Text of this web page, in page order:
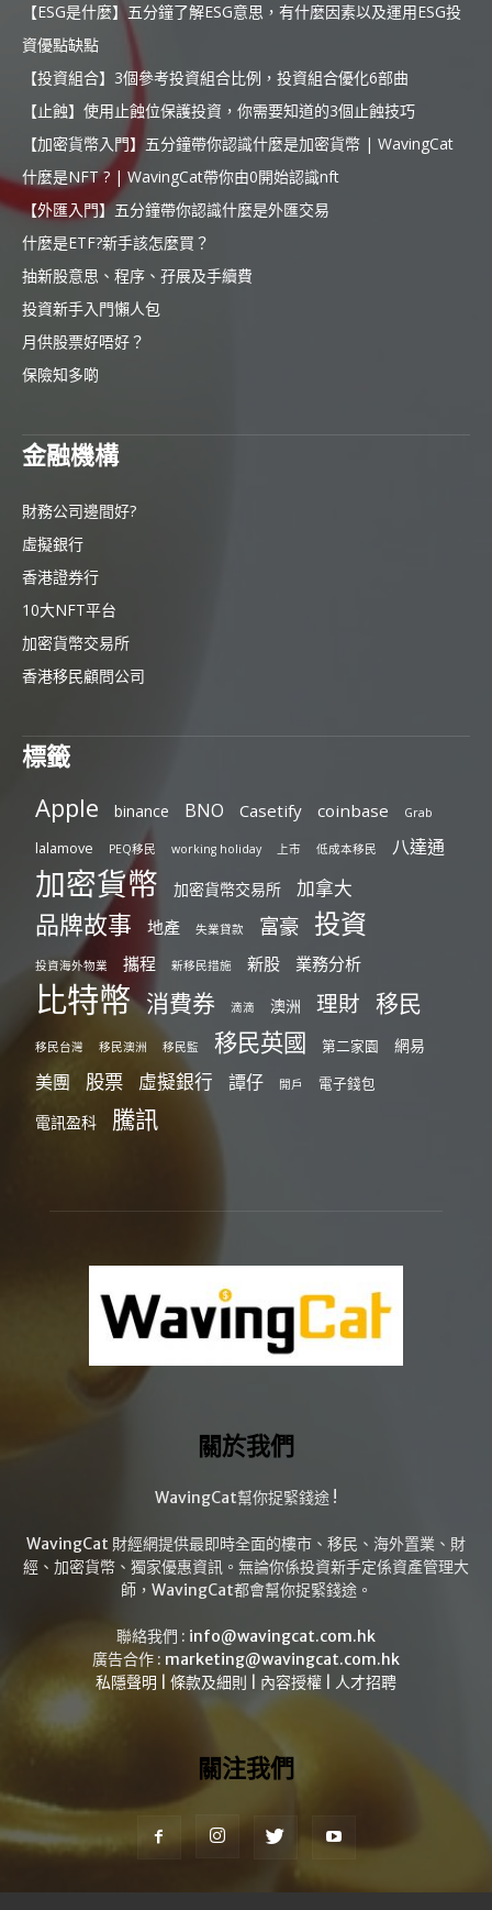
【ESG是什麼】五分鐘了解ESG意思，有什麼因素以及運用ESG投
資優點缺點
【投資組合】3個參考投資組合比例，投資組合優化6部曲
【止蝕】使用止蝕位保護投資，你需要知道的3個止蝕技巧
【加密貨幣入門】五分鐘帶你認識什麼是加密貨幣 | WavingCat
什麼是NFT ? | WavingCat帶你由0開始認識nft
【外匯入門】五分鐘帶你認識什麼是外匯交易
什麼是ETF?新手該怎麼買？
抽新股意思、程序、孖展及手續費
投資新手入門懶人包
月供股票好唔好？
保險知多啲
金融機構
財務公司邊間好?
虛擬銀行
香港證券行
10大NFT平台
加密貨幣交易所
香港移民顧問公司
標籤
Apple binance BNO Casetify coinbase Grab
lalamove PEQ移民 working holiday 上市 低成本移民 八達通
加密貨幣 加密貨幣交易所 加拿大
品牌故事 地產 失業貸款 富豪 投資
投資海外物業 攜程 新移民措施 新股 業務分析
比特幣 消費券 滴滴 澳洲 理財 移民
移民台灣 移民澳洲 移民監 移民英國 第二家園 網易
美團 股票 虛擬銀行 譚仔 開戶 電子錢包
電訊盈科 騰訊
關於我們
WavingCat幫你捉緊錢途 !
WavingCat 財經網提供最即時全面的樓市、移民、海外置業、財
經、加密貨幣、獨家優惠資訊。無論你係投資新手定係資產管理大
師，WavingCat都會幫你捉緊錢途。
聯絡我們 : info@wavingcat.com.hk
廣告合作 : marketing@wavingcat.com.hk
私隱聲明
條款及細則 內容授權 人才招聘
關注我們